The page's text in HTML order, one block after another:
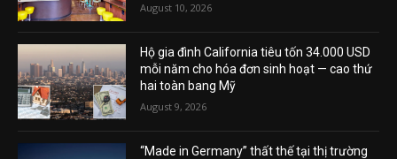
August 10, 2026
Hộ gia đình California tiêu tốn 34.000 USD
mỗi năm cho hóa đơn sinh hoạt — cao thứ
hai toàn bang Mỹ
August 9, 2026
“Made in Germany” thất thế tại thị trường